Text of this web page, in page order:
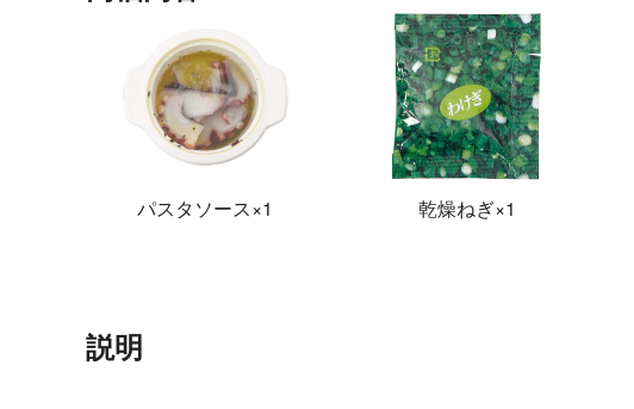
パスタソース×1 乾燥ねぎ×1
説明